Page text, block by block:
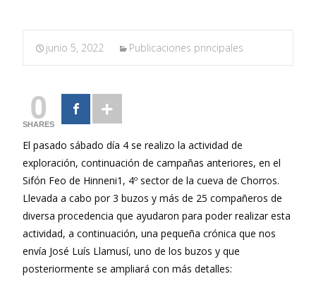
junio 5, 2022 Publicaciones principales
0
SHARES
El pasado sábado día 4 se realizo la actividad de
exploración, continuación de campañas anteriores, en el
Sifón Feo de Hinneni1, 4º sector de la cueva de Chorros.
Llevada a cabo por 3 buzos y más de 25 compañeros de
diversa procedencia que ayudaron para poder realizar esta
actividad, a continuación, una pequeña crónica que nos
envía José Luís Llamusí, uno de los buzos y que
posteriormente se ampliará con más detalles: